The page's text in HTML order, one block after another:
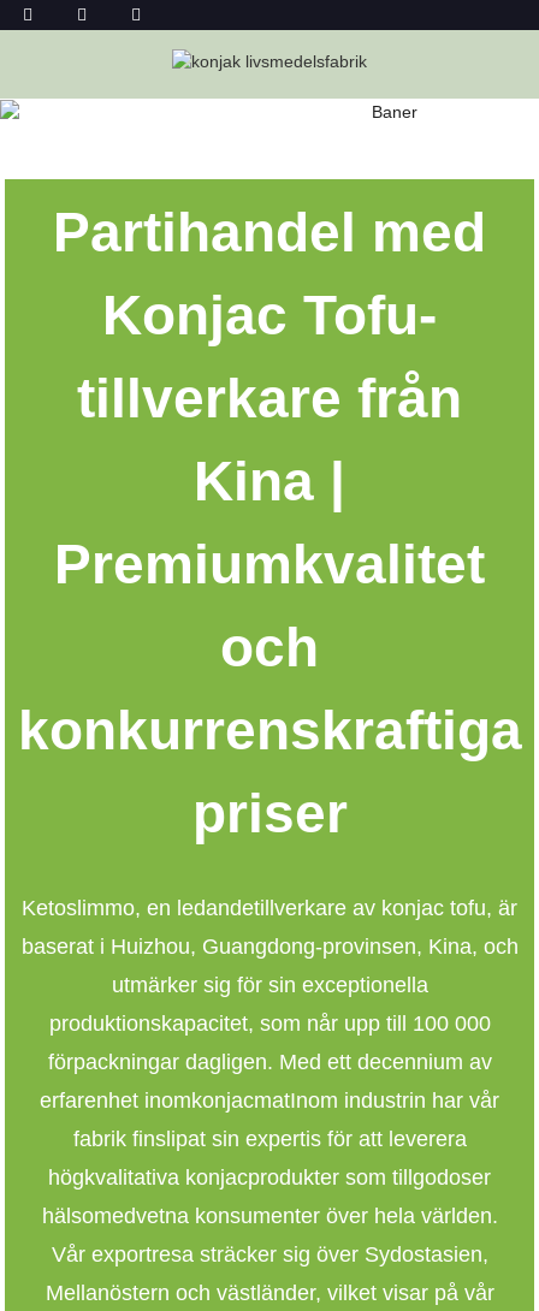
LEVERANTÖR AV KONJAKTOFU
Partihandel med
Konjac Tofu-
tillverkare från
Kina |
Premiumkvalitet
och
konkurrenskraftiga
priser
Ketoslimmo, en ledandetillverkare av konjac tofu, är
baserat i Huizhou, Guangdong-provinsen, Kina, och
utmärker sig för sin exceptionella
produktionskapacitet, som når upp till 100 000
förpackningar dagligen. Med ett decennium av
erfarenhet inomkonjacmatInom industrin har vår
fabrik finslipat sin expertis för att leverera
högkvalitativa konjacprodukter som tillgodoser
hälsomedvetna konsumenter över hela världen.
Vår exportresa sträcker sig över Sydostasien,
Mellanöstern och västländer, vilket visar på vår